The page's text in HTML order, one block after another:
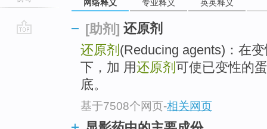
网络释义 专业释义 英英释义
[助剂] 还原剂
还原剂 (Reducing agents)：在
下，加 用还原剂 可使已变性的
底。
基于7508个网页-相关网页